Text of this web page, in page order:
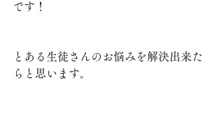
です！
とある生徒さんのお悩みを解決出来た
らと思います。